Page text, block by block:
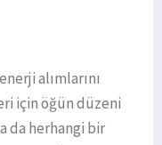
alımlarını
için öğün düzeni
da herhangi bir